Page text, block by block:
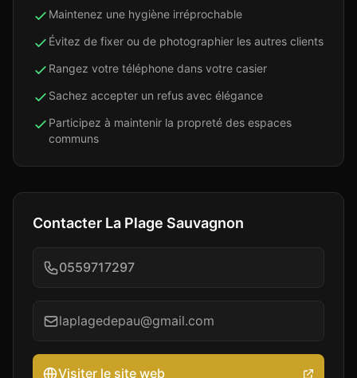
Maintenez une hygiène irréprochable
Évitez de fixer ou de photographier les autres clients
Rangez votre téléphone dans votre casier
Sachez accepter un refus avec élégance
Participez à maintenir la propreté des espaces
communs
Contacter La Plage Sauvagnon
0559717297
laplagedepau@gmail.com
Visiter le site web